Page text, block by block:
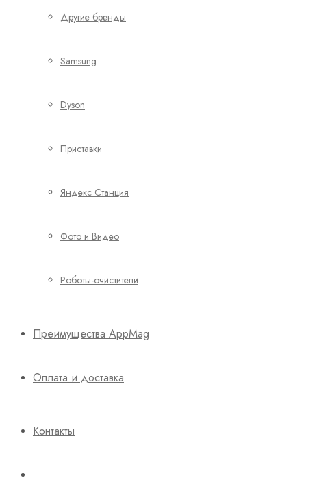
Другие бренды
Samsung
Dyson
Приставки
Яндекс Станция
Фото и Видео
Роботы-очистители
Преимущества AppMag
Оплата и доставка
Контакты